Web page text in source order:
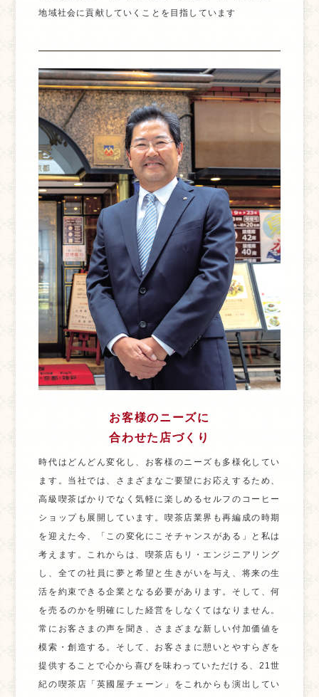
地域社会に貢献していくことを目指しています
お客様のニーズに
合わせた店づくり
時代はどんどん変化し、お客様のニーズも多様化してい
ます。当社では、さまざまなご要望にお応えするため、
高級喫茶ばかりでなく気軽に楽しめるセルフのコーヒー
ショップも展開しています。喫茶店業界も再編成の時期
を迎えた今、「この変化にこそチャンスがある」と私は
考えます。これからは、喫茶店もリ・エンジニアリング
し、全ての社員に夢と希望と生きがいを与え、将来の生
活を約束できる企業となる必要があります。そして、何
を売るのかを明確にした経営をしなくてはなりません。
常にお客さまの声を聞き、さまざまな新しい付加価値を
模索・創造する。そして、お客さまに憩いとやすらぎを
提供することで心から喜びを味わっていただける、21世
紀の喫茶店「英國屋チェーン」をこれからも演出してい